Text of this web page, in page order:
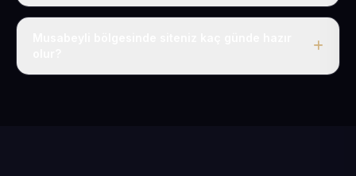
Tek fiyat uygulanır: yıllık 50 USD + KDV. Bu bedele alan